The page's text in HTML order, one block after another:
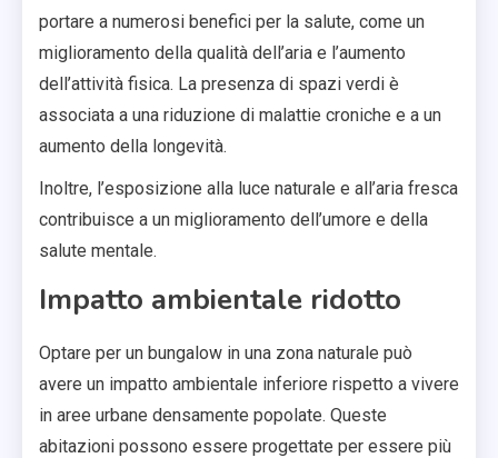
portare a numerosi benefici per la salute, come un
miglioramento della qualità dell’aria e l’aumento
dell’attività fisica. La presenza di spazi verdi è
associata a una riduzione di malattie croniche e a un
aumento della longevità.
Inoltre, l’esposizione alla luce naturale e all’aria fresca
contribuisce a un miglioramento dell’umore e della
salute mentale.
Impatto ambientale ridotto
Optare per un bungalow in una zona naturale può
avere un impatto ambientale inferiore rispetto a vivere
in aree urbane densamente popolate. Queste
abitazioni possono essere progettate per essere più